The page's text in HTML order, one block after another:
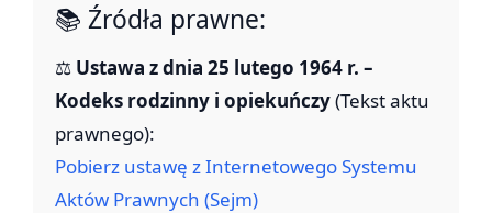
📚 Źródła prawne:
⚖️ Ustawa z dnia 25 lutego 1964 r. –
Kodeks rodzinny i opiekuńczy(Tekst aktu
prawnego):
Pobierz ustawę z Internetowego Systemu
Aktów Prawnych (Sejm)